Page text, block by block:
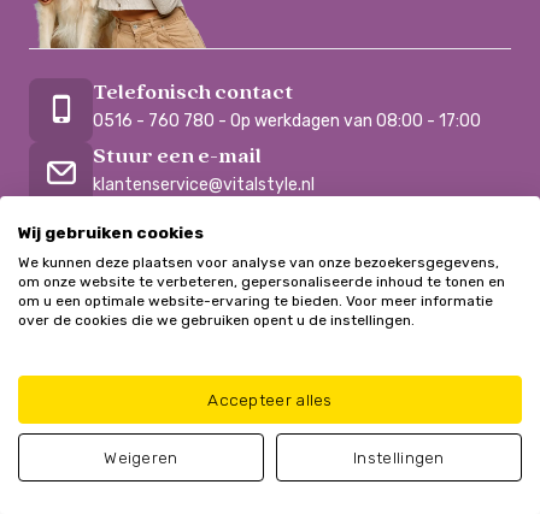
Telefonisch contact
0516 - 760 780 - Op werkdagen van 08:00 - 17:00
Stuur een e-mail
klantenservice@vitalstyle.nl
Schrijf je in voor de nieuwsbrief
Ontvang onze nieuwsbrief met nieuws, aanbiedingen, tips en
Wij gebruiken cookies
We kunnen deze plaatsen voor analyse van onze bezoekersgegevens,
om onze website te verbeteren, gepersonaliseerde inhoud te tonen en
om u een optimale website-ervaring te bieden. Voor meer informatie
over de cookies die we gebruiken opent u de instellingen.
Accepteer alles
Weigeren Instellingen